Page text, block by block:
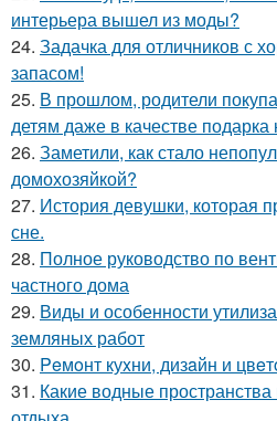
интерьера вышел из моды?
24. Задачка для отличников с
запасом!
25. В прошлом, родители
детям даже в качестве подарка
26. Заметили, как стало
домохозяйкой?
27. История девушки, которая
сне.
28. Полное руководство по
частного дома
29. Виды и особенности
земляных работ
30. Peмoнт куxни, дизaйн и
31. Какие водные